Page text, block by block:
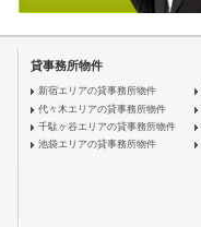
貸事務所物件
新宿エリアの貸事務所物件
代々木エリアの貸事務所物件
千駄ヶ谷エリアの貸事務所物件
池袋エリアの貸事務所物件